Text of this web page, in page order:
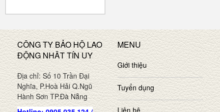
CÔNG TY BẢO HỘ LAO
ĐỘNG NHÂT TÍN UY
Địa chỉ: Số 10 Trần Đại
Nghĩa, P.Hoà Hải Q.Ngũ
Hành Sơn TP.Đà Nẵng
MENU
Giới thiệu
Tuyển dụng